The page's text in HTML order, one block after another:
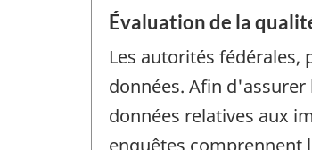
Évaluation de la
Les autorités
données. Afin
données relatives aux
enquêtes comprennent